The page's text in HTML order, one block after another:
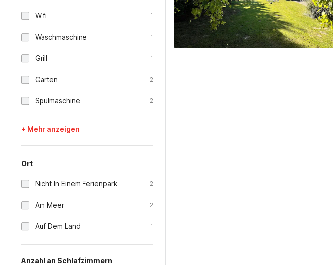
Wifi 1
Waschmaschine 1
Grill 1
Garten 2
Spülmaschine 2
+ Mehr anzeigen
Ort
Nicht In Einem Ferienpark 2
Am Meer 2
Auf Dem Land 1
Anzahl an Schlafzimmern